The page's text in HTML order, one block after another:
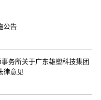
公告
务所关于广东雄塑科技集团
律意见